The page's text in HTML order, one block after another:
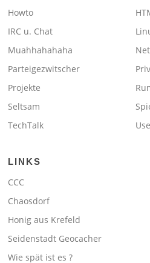
Howto
IRC u. Chat
Muahhahahaha
Parteigezwitscher
Projekte
Seltsam
TechTalk
LINKS
CCC
Chaosdorf
Honig aus Krefeld
Seidenstadt Geocacher
Wie spät ist es ?